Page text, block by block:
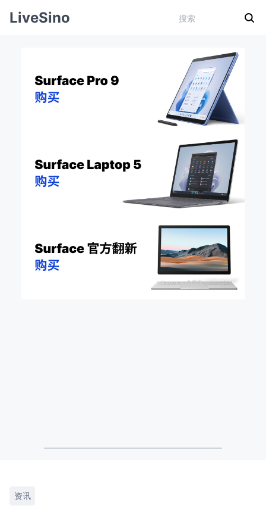
LiveSino
资讯